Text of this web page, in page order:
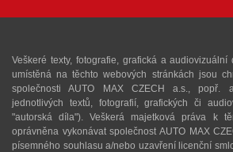
Veškeré texty, fotografie, grafická a
umístěná na těchto webových stránkách jsou
společnosti AUTO MAX CZECH a.s., popř.
jednotlivých textů, fotografií, grafických či
"autorská díla"). Veškerá majetková práva k
oprávněna vykonávat společnost AUTO MAX
písemného souhlasu a/nebo uzavření licenční